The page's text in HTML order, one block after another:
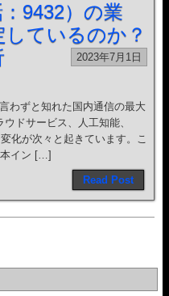
9432）の業
ているのか？
2023年7月1日
わずと知れた国内通信の最大
ドサービス、人工知能、
化が次々と起きています。こ
イン […]
Read Post